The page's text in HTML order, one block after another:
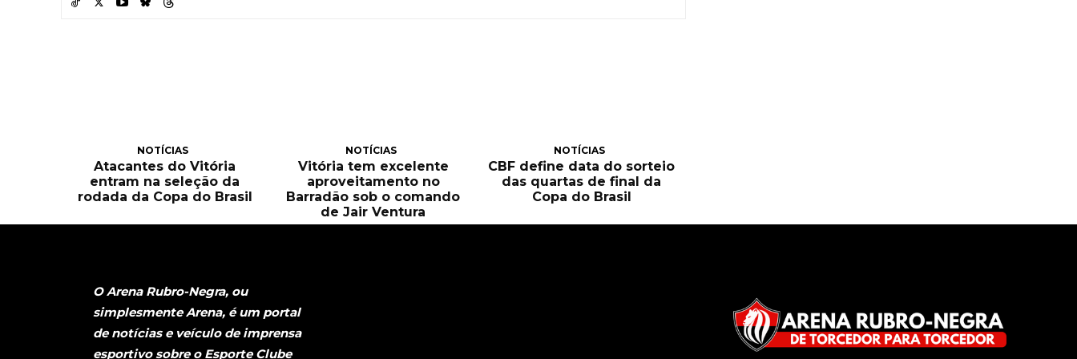
NOTÍCIAS
Atacantes do Vitória
entram na seleção da
rodada da Copa do Brasil
NOTÍCIAS
Vitória tem excelente
aproveitamento no
Barradão sob o comando
de Jair Ventura
NOTÍCIAS
CBF define data do sorteio
das quartas de final da
Copa do Brasil
O Arena Rubro-Negra, ou
simplesmente Arena, é um portal
de notícias e veículo de imprensa
esportivo sobre o Esporte Clube